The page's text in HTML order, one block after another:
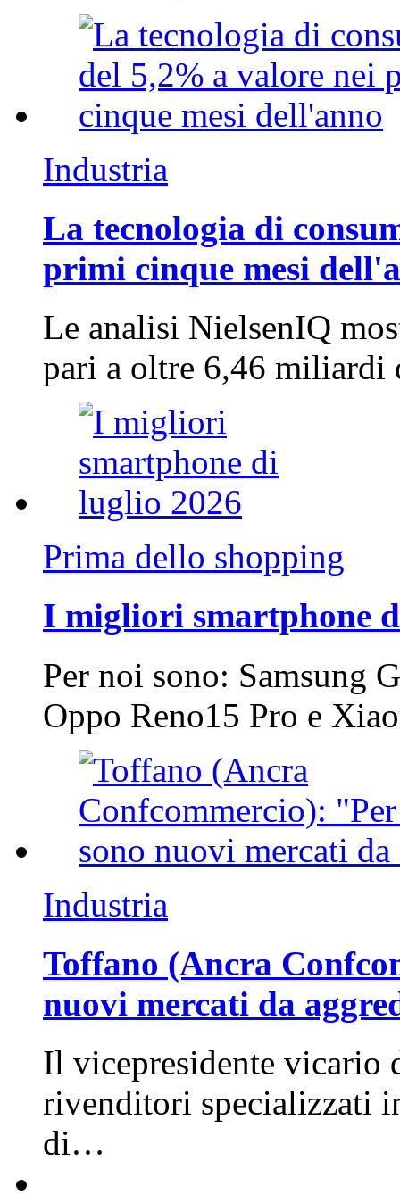
Industria
La tecnologia di
primi cinque mesi
Le analisi NielsenIQ
pari a oltre 6,46
Prima dello shopping
I migliori smartphone
Per noi sono: Samsung
Oppo Reno15 Pro e
Industria
Toffano (Ancra
nuovi mercati da
Il vicepresidente vicario
rivenditori specializzati
di…